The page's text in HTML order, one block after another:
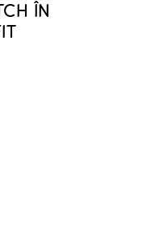
ÎN